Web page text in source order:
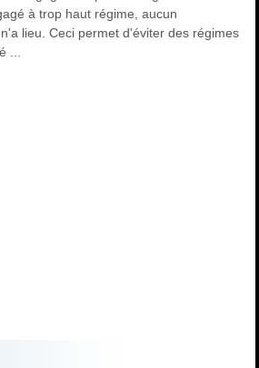
à trop haut régime, aucun
lieu. Ceci permet d'éviter des régimes
...